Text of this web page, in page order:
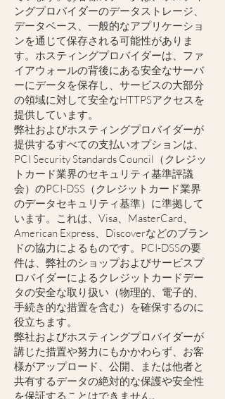
ングプロバイダーのデータストレージ、
データベース、一般的なアプリケーショ
ンを通じて保存される可能性がありま
す。ホスティングプロバイダーは、ファ
イアウォールの背後にある安全なサーバ
ーにデータを保存し、サービスの大部分
の領域に対して安全なHTTPSアクセスを
提供しています。
弊社およびホスティングプロバイダーが
提供するすべての支払いオプションは、
PCI Security Standards Council（クレジッ
トカード業界のセキュリティ基準評議
会）のPCI-DSS（クレジットカード業界
のデータセキュリティ基準）に準拠して
います。これは、Visa、MasterCard、
American Express、Discoverなどのブラン
ドの協力によるものです。PCI-DSSの要
件は、弊社のショップおよびサービスプ
ロバイダーによるクレジットカードデー
タの安全な取り扱い（物理的、電子的、
手続き的な措置を含む）を確保するのに
役立ちます。
弊社およびホスティングプロバイダーが
講じた措置や努力にもかかわらず、お客
様がアップロード、公開、または他者と
共有するデータの絶対的な保護や安全性
を保証することはできません。